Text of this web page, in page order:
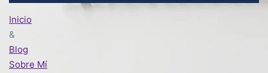
Inicio
&
Blog
Sobre Mí